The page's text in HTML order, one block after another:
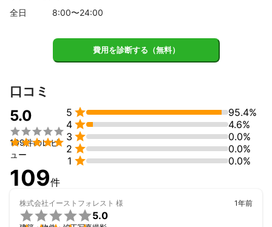
実績があります。
各種撮影に関しましてはPCを持ち込み仕上がりをその場でご確認
これまでの実績
味の素株式会社
味の素ファルマ株式会社
味の素メディカ株式会社
株式会社アルソア
伊藤ハム
エバラ食品工業株式会社
NTT Communications
株式会社オートバックス
カルフール
全日 8:00〜24:00
費用を診断する（無料）
口コミ
5.0


109件のレビ
ュー
5 
95.4%
4 
4.6%
3 
0.0%
2 
0.0%
1  0.0%
109件
株式会社イーストフォレスト 様
5.0
1年前